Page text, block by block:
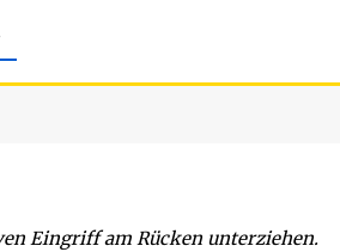
Eingriff am Rücken unterziehen.